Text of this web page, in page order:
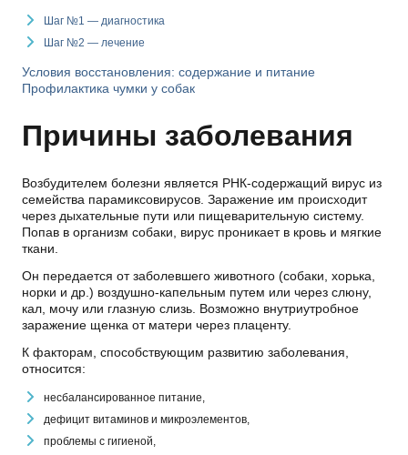
Шаг №1 — диагностика
Шаг №2 — лечение
Условия восстановления: содержание и питание
Профилактика чумки у собак
Причины заболевания
Возбудителем болезни является РНК-содержащий вирус из
семейства парамиксовирусов. Заражение им происходит
через дыхательные пути или пищеварительную систему.
Попав в организм собаки, вирус проникает в кровь и мягкие
ткани.
Он передается от заболевшего животного (собаки, хорька,
норки и др.) воздушно-капельным путем или через слюну,
кал, мочу или глазную слизь. Возможно внутриутробное
заражение щенка от матери через плаценту.
К факторам, способствующим развитию заболевания,
относится:
несбалансированное питание,
дефицит витаминов и микроэлементов,
проблемы с гигиеной,